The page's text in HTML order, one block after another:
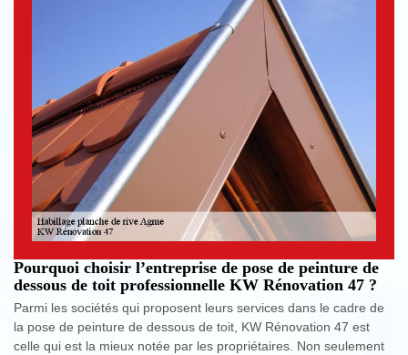
Pourquoi choisir l’entreprise de pose de peinture de
dessous de toit professionnelle KW Rénovation 47 ?
Parmi les sociétés qui proposent leurs services dans le cadre de
la pose de peinture de dessous de toit, KW Rénovation 47 est
celle qui est la mieux notée par les propriétaires. Non seulement